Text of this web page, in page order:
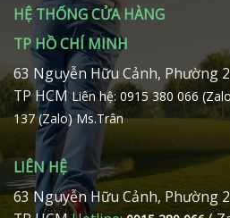
HỆ THỐNG CỬA HÀNG
TP HỒ CHÍ MINH
63 Nguyễn Hữu Cảnh, Phường
TP HCMLiên hệ: 0915 380 066
137 (Zalo) Ms.Trân
LIÊN HỆ
63 Nguyễn Hữu Cảnh, Phường